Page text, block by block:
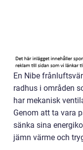
En Nibe
radhus i områden
har mekanisk
Genom att ta vara
sänka sina
jämn värme och